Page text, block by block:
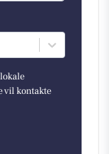
vil kontakte